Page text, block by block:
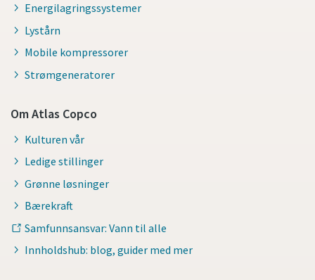
Energilagringssystemer
Lystårn
Mobile kompressorer
Strømgeneratorer
Om Atlas Copco
Kulturen vår
Ledige stillinger
Grønne løsninger
Bærekraft
Samfunnsansvar: Vann til alle
Innholdshub: blog, guider med mer